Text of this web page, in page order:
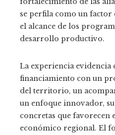
se perfila como un
el alcance de los
desarrollo productivo.
La experiencia evidencia
financiamiento con un
del territorio, un
un enfoque innovador,
concretas que favorecen
económico regional. El